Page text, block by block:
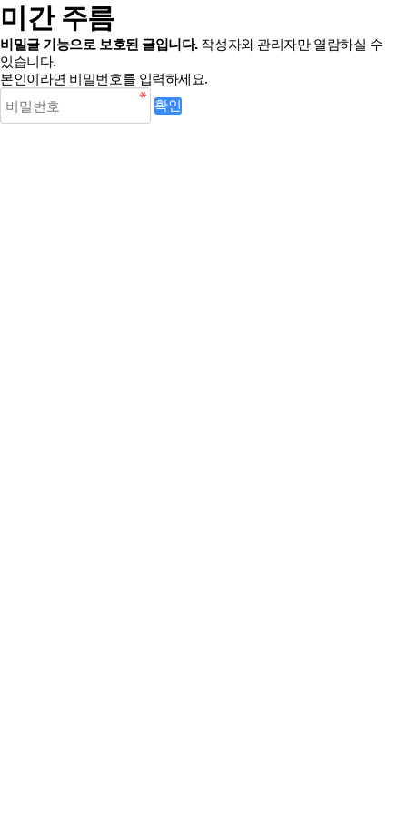
미간 주름
비밀글 기능으로 보호된 글입니다.작성자와 관리자만 열람하실 수
있습니다.
본인이라면 비밀번호를 입력하세요.